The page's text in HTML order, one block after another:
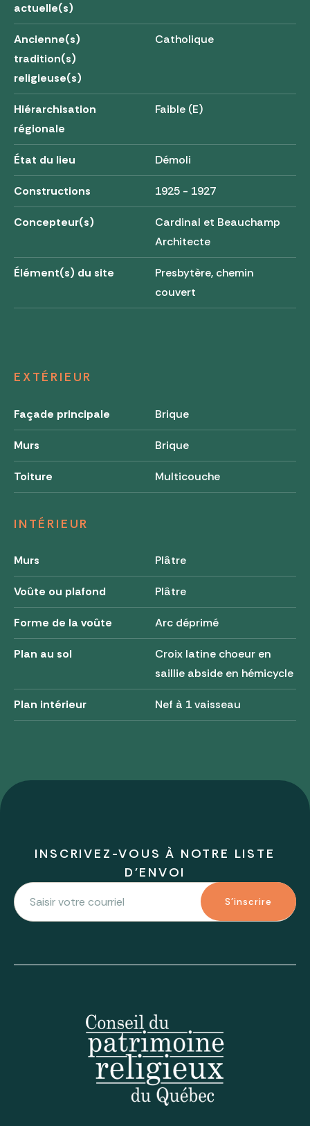
actuelle(s)
Ancienne(s)
tradition(s)
religieuse(s)
Catholique
Hiérarchisation
régionale
Faible (E)
État du lieu Démoli
Constructions 1925 - 1927
Concepteur(s)
Cardinal et Beauchamp
Architecte
Élément(s) du site
Presbytère, chemin
couvert
EXTÉRIEUR
Façade principale Brique
Murs Brique
Toiture Multicouche
INTÉRIEUR
Murs Plâtre
Voûte ou plafond Plâtre
Forme de la voûte Arc déprimé
Plan au sol
Croix latine choeur en
saillie abside en hémicycle
Plan intérieur Nef à 1 vaisseau
INSCRIVEZ-VOUS À NOTRE LISTE
D'ENVOI
S'inscrire